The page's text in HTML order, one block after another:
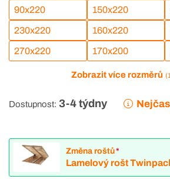
90x220 150x220
230x220 160x220
270x220 170x200
Zobrazit více rozměrů
Dostupnost: 3-4 týdny
Změna roštů*
Lamelový rošt